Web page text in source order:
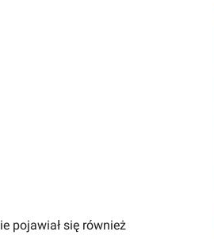
pojawiał się również